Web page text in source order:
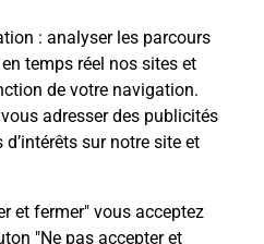
: analyser les parcours
temps réel nos sites et
de votre navigation.
adresser des publicités
sur notre site et
et fermer" vous acceptez
"Ne pas accepter et
courrier
Lison